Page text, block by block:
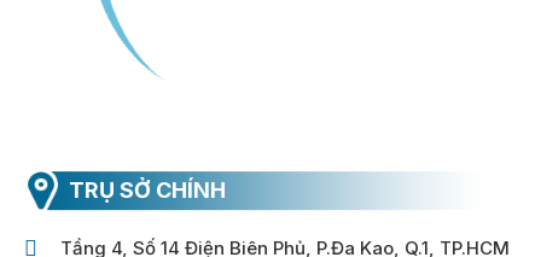
TRỤ SỞ CHÍNH
Tầng 4, Số 14 Điện Biên Phủ, P.Đa Kao, Q.1, TP.HCM